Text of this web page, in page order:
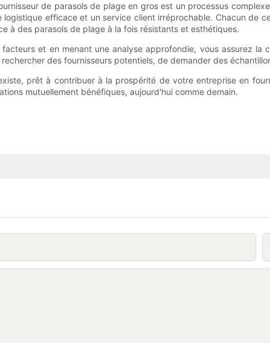
de parasols de plage en gros est un processus
efficace et un service client irréprochable. Chacun de
à des parasols de plage à la fois résistants et esthétiques.
et en menant une analyse approfondie, vous assurez
des fournisseurs potentiels, de demander des
prêt à contribuer à la prospérité de votre entreprise en
mutuellement bénéfiques, aujourd'hui comme demain.